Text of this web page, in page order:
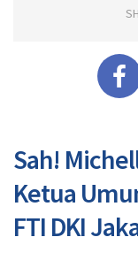
Sah!
Ketua
FTI DKI